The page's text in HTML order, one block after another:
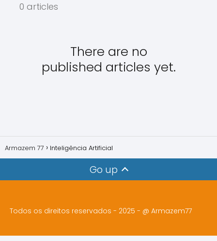
0 articles
There are no
published articles yet.
Armazem 77 Inteligência Artificial
Go up
Todos os direitos reservados - 2025 - @ Armazem77